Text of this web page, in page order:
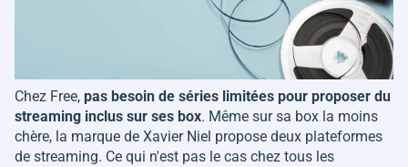
Chez Free, pas besoin de séries limitées pour proposer du
streaming inclus sur ses box. Même sur sa box la moins
chère, la marque de Xavier Niel propose deux plateformes
de streaming. Ce qui n'est pas le cas chez tous les